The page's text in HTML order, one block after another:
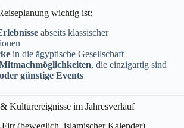
wichtig ist:
abseits klassischer
in die ägyptische Gesellschaft
, die einzigartig sind
günstige Events
Kulturereignisse im Jahresverlauf
(beweglich, islamischer Kalender)